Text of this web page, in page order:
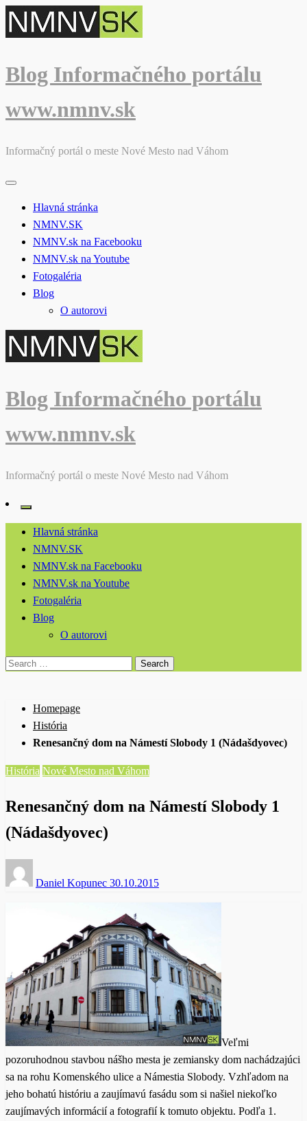
Skip
to
Blog Informačného portálu
www.nmnv.sk
Informačný portál o meste Nové Mesto nad Váhom
Hlavná stránka
NMNV.SK
NMNV.sk na Facebooku
NMNV.sk na Youtube
Fotogaléria
Blog
O autorovi
Blog Informačného portálu
www.nmnv.sk
Informačný portál o meste Nové Mesto nad Váhom
Hlavná stránka
NMNV.SK
NMNV.sk na Facebooku
NMNV.sk na Youtube
Fotogaléria
Blog
O autorovi
Search
Homepage
História
Renesančný dom na Námestí Slobody 1 (Nádašdyovec)
História Nové Mesto nad Váhom
Renesančný dom na Námestí Slobody 1
(Nádašdyovec)
Daniel Kopunec on
30.10.2015
Veľmi
pozoruhodnou stavbou nášho mesta je zemiansky dom nachádzajúci
sa na rohu Komenského ulice a Námestia Slobody. Vzhľadom na
jeho bohatú históriu a zaujímavú fasádu som si našiel niekoľko
zaujímavých informácií a fotografií k tomuto objektu. Podľa 1.